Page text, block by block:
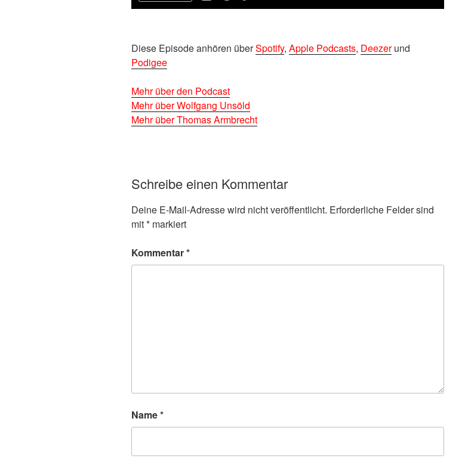
Diese Episode anhören überSpotify, Apple Podcasts, Deezerund
Podigee
Mehr über den Podcast
Mehr über Wolfgang Unsöld
Mehr über Thomas Armbrecht
Schreibe einen Kommentar
Deine E-Mail-Adresse wird nicht veröffentlicht. Erforderliche Felder sind
mit* markiert
Kommentar*
Name*